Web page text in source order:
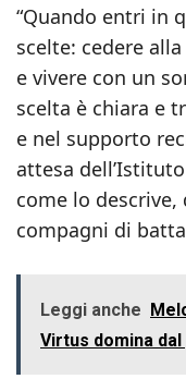
“Quando entri in
scelte: cedere
e vivere con un
scelta è chiara e
e nel supporto
attesa
come lo
compagni di
Leggi anche
Virtus domina